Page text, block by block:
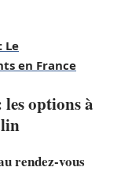
Le
en France
options à
rendez-vous